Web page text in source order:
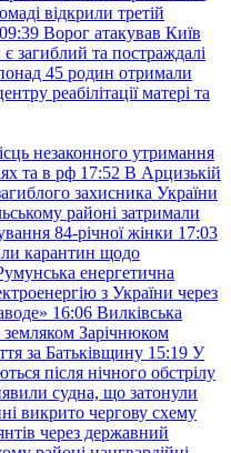
відкрили третій
09:39 Ворог атакував Київ
загиблий та постраждалі
45 родин отримали
реабілітації матері та
незаконного утримання
та в рф 17:52 В Арцизькій
захисника України
районі затримали
84-річної жінки 17:03
карантин щодо
енергетична
з України через
16:06 Вилківська
Зарічнюком
за Батьківщину 15:19 У
після нічного обстрілу
судна, що затонули
викрито чергову схему
через державний